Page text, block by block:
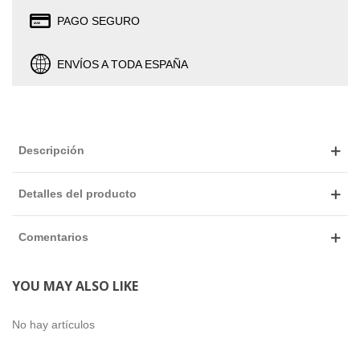
PAGO SEGURO
ENVÍOS A TODA ESPAÑA
Descripción
Detalles del producto
Comentarios
YOU MAY ALSO LIKE
No hay artículos